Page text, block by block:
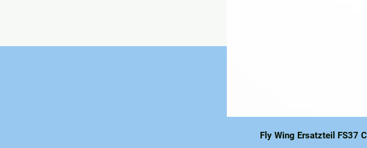
Fly Wing Ersatzteil FS37